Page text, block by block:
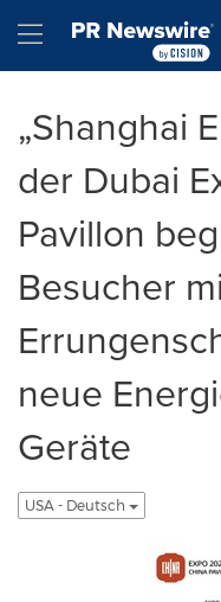
Hamburger menu
„Shanghai
der Dubai
Pavillon
Besucher
neue
Geräte
USA - Deutsch